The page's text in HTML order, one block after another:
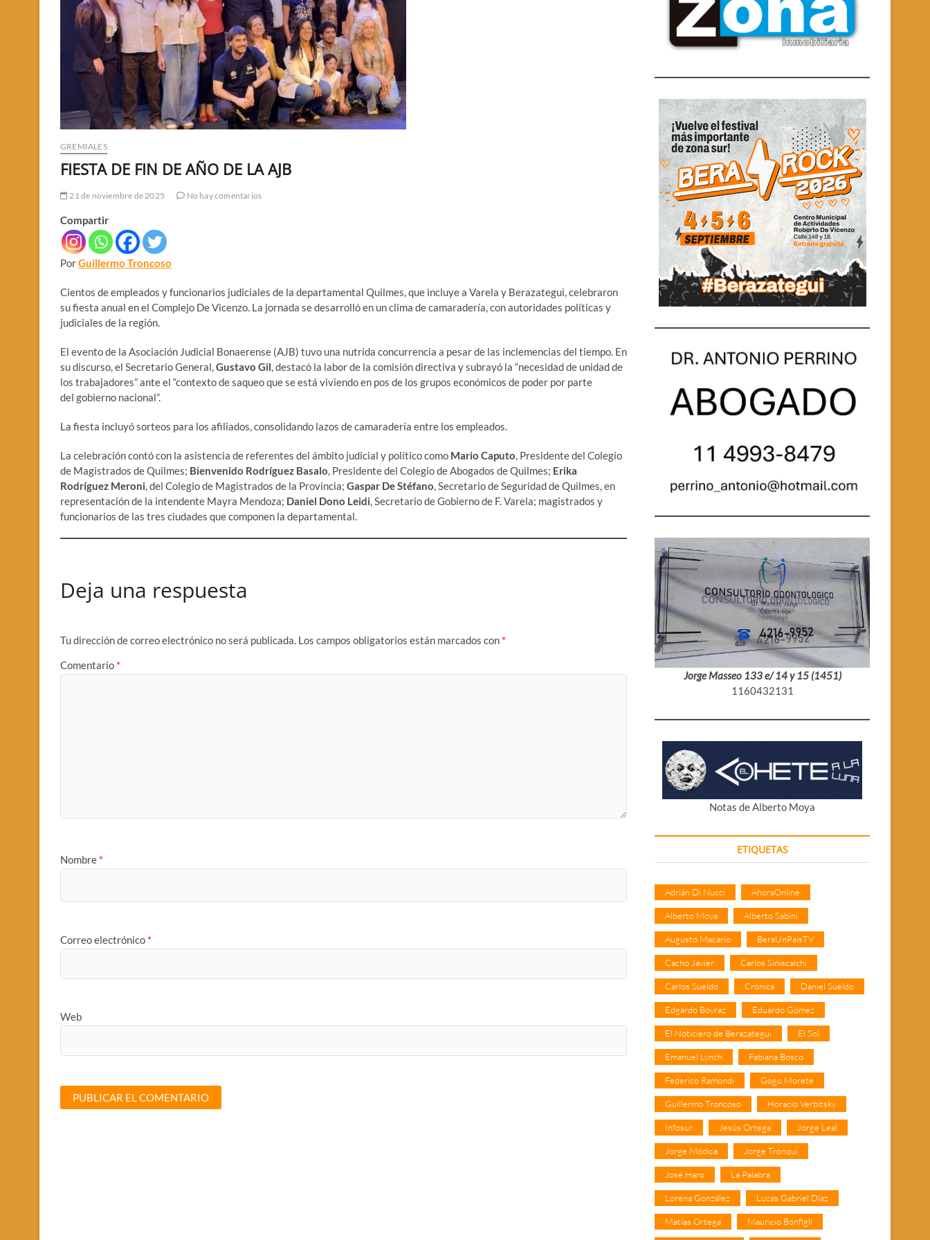
GREMIALES
FIESTA DE FIN DE AÑO DE LA AJB
21 de noviembre de 2025 No hay comentarios
Compartir
PorGuillermo Troncoso
Cientos de empleados y funcionarios judiciales de la departamental Quilmes, que incluye a Varela y Berazategui, celebraron
su fiesta anual en el Complejo De Vicenzo. La jornada se desarrolló en un clima de camaradería, con autoridades políticas y
judiciales de la región.
El evento de la Asociación Judicial Bonaerense (AJB) tuvo una nutrida concurrencia a pesar de las inclemencias del tiempo. En
su discurso, el Secretario General,Gustavo Gil, destacó la labor de la comisión directiva y subrayó la “necesidad de unidad de
los trabajadores” ante el “contexto de saqueo que se está viviendo en pos de los grupos económicos de poder por parte
del gobierno nacional”.
La fiesta incluyó sorteos para los afiliados, consolidando lazos de camaradería entre los empleados.
La celebración contó con la asistencia de referentes del ámbito judicial y político como Mario Caputo, Presidente del Colegio
de Magistrados de Quilmes; Bienvenido Rodríguez Basalo, Presidente del Colegio de Abogados de Quilmes; Erika
Rodríguez Meroni, del Colegio de Magistrados de la Provincia; Gaspar De Stéfano, Secretario de Seguridad de Quilmes, en
representación de la intendente Mayra Mendoza; Daniel Dono Leidi, Secretario de Gobierno de F. Varela; magistrados y
funcionarios de las tres ciudades que componen la departamental.
Deja una respuesta
Tu dirección de correo electrónico no será publicada. Los campos obligatorios están marcados con *
Comentario *
Nombre *
Correo electrónico *
Web
Jorge Masseo 133 e/ 14 y 15 (1451)
1160432131
Notas de Alberto Moya
ETIQUETAS
Adrián Di Nucci AhoraOnline
Alberto Moya Alberto Sabini
Augusto Macario BeraUnPaisTV
Cacho Javier Carlos Siniscalchi
Carlos Sueldo Crónica Daniel Sueldo
Edgardo Boyraz Eduardo Gómez
El Noticiero de Berazategui El Sol
Emanuel Lynch Fabiana Bosco
Federico Ramondi Gogo Morete
Guillermo Troncoso Horacio Verbitsky
Infosur Jesús Ortega Jorge Leal
Jorge Módica Jorge Tronqui
José Haro La Palabra
Lorena González Lucas Gabriel Díaz
Matías Ortega Mauricio Bonfigli